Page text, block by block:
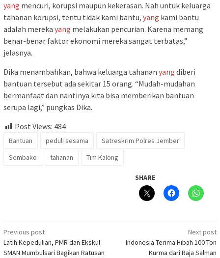
yang mencuri, korupsi maupun kekerasan. Nah untuk keluarga
tahanan korupsi, tentu tidak kami bantu, yang kami bantu
adalah mereka yang melakukan pencurian. Karena memang
benar-benar faktor ekonomi mereka sangat terbatas,”
jelasnya.
Dika menambahkan, bahwa keluarga tahanan yang diberi
bantuan tersebut ada sekitar 15 orang. “Mudah-mudahan
bermanfaat dan nantinya kita bisa memberikan bantuan
serupa lagi,” pungkas Dika.
Post Views: 484
Bantuan peduli sesama
Satreskrim Polres Jember
Sembako
tahanan Tim Kalong
SHARE
Post
navigation
Previous post
Latih Kepedulian, PMR dan Ekskul
SMAN Mumbulsari Bagikan Ratusan
Next post
Indonesia Terima Hibah 100 Ton
Kurma dari Raja Salman